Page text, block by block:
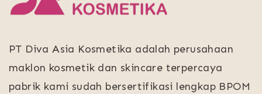
PT Diva Asia Kosmetika adalah perusahaan
maklon kosmetik dan skincare terpercaya
pabrik kami sudah bersertifikasi lengkap BPOM